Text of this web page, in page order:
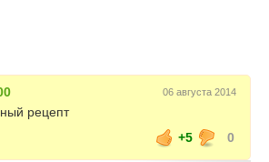
06 августа 2014
рецепт
+5
0